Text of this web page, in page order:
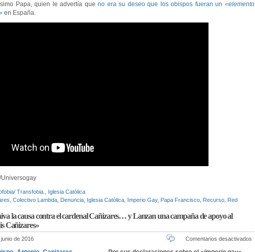
Papa, quien le advertía queno era su deseo que los obispos fueran un«elemento
en España.
Universogay
Transfobia.
Iglesia Católica
Colectivo Lambda Denuncia Iglesia Católica Imperio Gay, Papa Francisco Recurso Red
la causa contra el cardenal Cañizares… y Lanzan una campaña de apoyo al
Cañizares»
de 2016 Comentarios desactivados